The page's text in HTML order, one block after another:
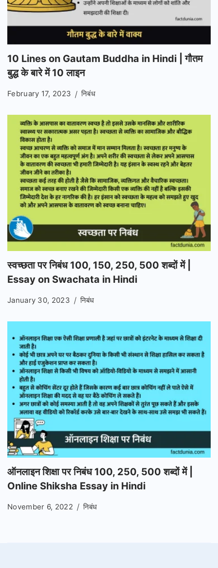
10 Lines on Gautam Buddha in Hindi | गौतम
बुद्ध के बारे में 10 लाइन
February 17, 2023 निबंध
स्वच्छता पर निबंध 100, 150, 250, 500 शब्दों में |
Essay on Swachata in Hindi
January 30, 2023 निबंध
ऑनलाइन शिक्षा पर निबंध 100, 250, 500 शब्दों में |
Online Shiksha Essay in Hindi
November 6, 2022 निबंध